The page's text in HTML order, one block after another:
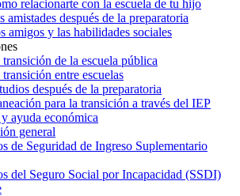
relacionarte con la escuela de tu hijo
amistades después de la preparatoria
amigos y las habilidades sociales
de la escuela pública
entre escuelas
después de la preparatoria
para la transición a través del IEP
ayuda económica
general
de Seguridad de Ingreso Suplementario
del Seguro Social por Incapacidad (SSDI)